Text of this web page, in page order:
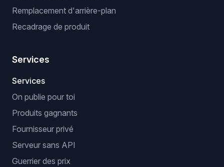
Remplacement d'arrière-plan
Recadrage de produit
Services
Services
On publie pour toi
Produits gagnants
Fournisseur privé
Serveur sans API
Guerrier des prix